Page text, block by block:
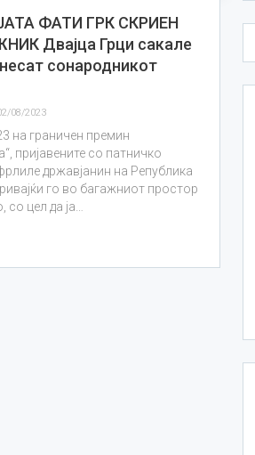
ФАТИ ГРК СКРИЕН
Двајца Грци сакале
сонародникот
08/2023
на граничен премин
пријавените со патничко
државјанин на Република
го во багажниот простор
цел да ја…